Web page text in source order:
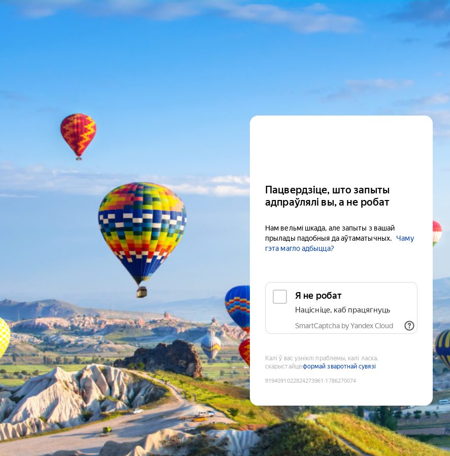
Пацвердзіце, што запыты
адпраўлялі вы, а не робат
Нам вельмі шкада, але запыты з вашай
прылады падобныя да аўтаматычных.
Чаму
гэта магло адбыцца?
Я не робат
Націсніце, каб працягнуць
SmartCaptcha by Yandex Cloud
Калі ў вас узніклі праблемы, калі ласка,
скарыстайцеформай зваротнай сувязі
9194091022824273961 :1786270074